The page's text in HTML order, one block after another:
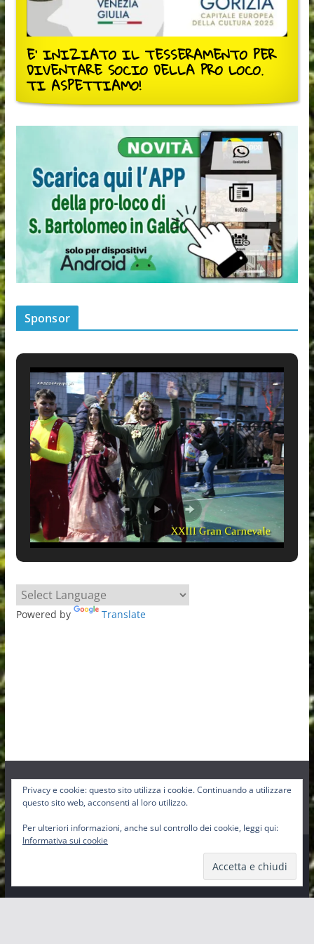
E' INIZIATO IL TESSERAMENTO PER
DIVENTARE SOCIO DELLA PRO LOCO.
TI ASPETTIAMO!
Sponsor
Powered by Translate
Facebook
Instagram
Twitter
. Tutti i diritti riservati.
di ThemeGrill. Powered byWordPress.
Privacy e cookie: questo sito utilizza i cookie. Continuando a utilizzare
questo sito web, acconsenti al loro utilizzo.
Per ulteriori informazioni, anche sul controllo dei cookie, leggi qui:
Informativa sui cookie